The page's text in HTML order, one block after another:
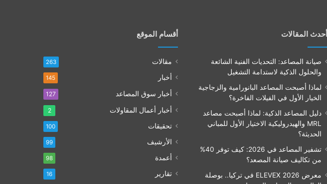
أحدث المقالات
صيانة المصاعد: التحديات الفنية الشائعة
والحلول الذكية لاستدامة التشغيل
لماذا أصبحت المصاعد البانورامية والزجاجية
الخيار الأول في الفيلات الفاخرة؟
دليل المصاعد الذكية: لماذا أصبحت مصاعد
MRL والهيدروليكية الاختيار الأول للمباني
الحديثة؟
تشفير المصاعد في 2026: كيف توفر 40%
من تكاليف صيانة المصعد؟
معرض ELEVEX 2026 في تركيا.. بوصلة
أقسام الموقع
مقالات 263
أخبار 145
أخبار سوق المصاعد 127
أخبار أعمال المقاولات 2
تحقيقات 100
الأرشيف 99
أعمدة 98
تقارير 16